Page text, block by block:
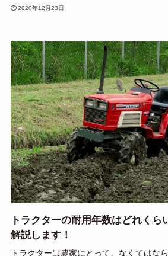
2020年12月23日
トラクターの耐用年数はどれくら
解説します！
トラクターは農家にとって、なくてはな